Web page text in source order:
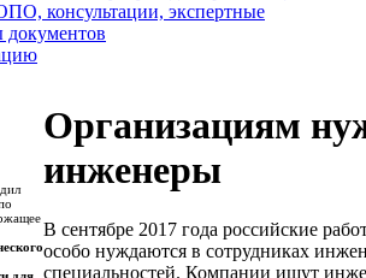
Организациям
инженеры
В сентябре 2017 года российские
особо нуждаются в сотрудниках
специальностей. Компании ищут